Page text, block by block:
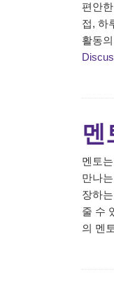
편안
접, 하
활동
멘토
만나
장하
줄 수
의 멘